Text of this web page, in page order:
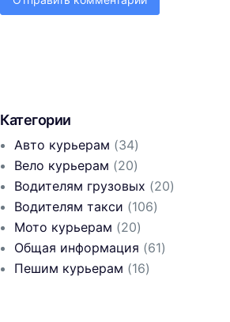
Категории
Авто курьерам (34)
Вело курьерам (20)
Водителям грузовых (20)
Водителям такси (106)
Мото курьерам (20)
Общая информация (61)
Пешим курьерам (16)